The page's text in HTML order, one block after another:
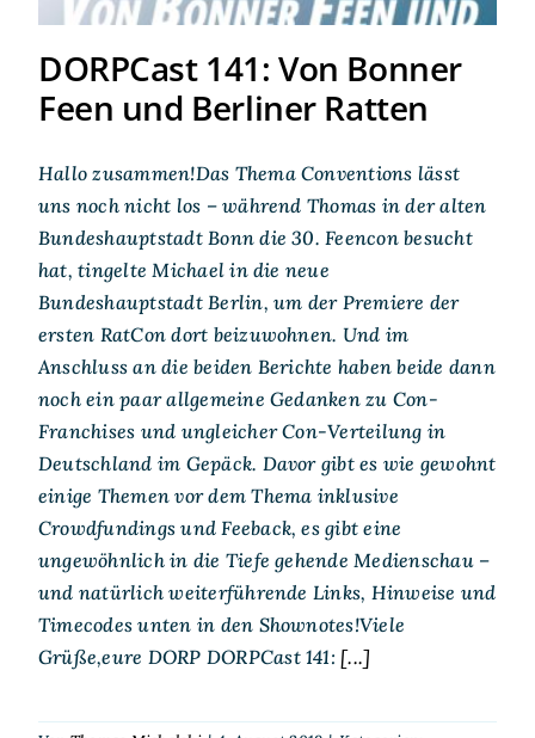
DORPCast 141: Von Bonner
Feen und Berliner Ratten
Hallo zusammen!Das Thema Conventions lässt
uns noch nicht los – während Thomas in der alten
Bundeshauptstadt Bonn die 30. Feencon besucht
hat, tingelte Michael in die neue
Bundeshauptstadt Berlin, um der Premiere der
ersten RatCon dort beizuwohnen. Und im
Anschluss an die beiden Berichte haben beide dann
noch ein paar allgemeine Gedanken zu Con-
Franchises und ungleicher Con-Verteilung in
Deutschland im Gepäck. Davor gibt es wie gewohnt
einige Themen vor dem Thema inklusive
Crowdfundings und Feeback, es gibt eine
ungewöhnlich in die Tiefe gehende Medienschau –
und natürlich weiterführende Links, Hinweise und
Timecodes unten in den Shownotes!Viele
Grüße,eure DORP DORPCast 141: [...]